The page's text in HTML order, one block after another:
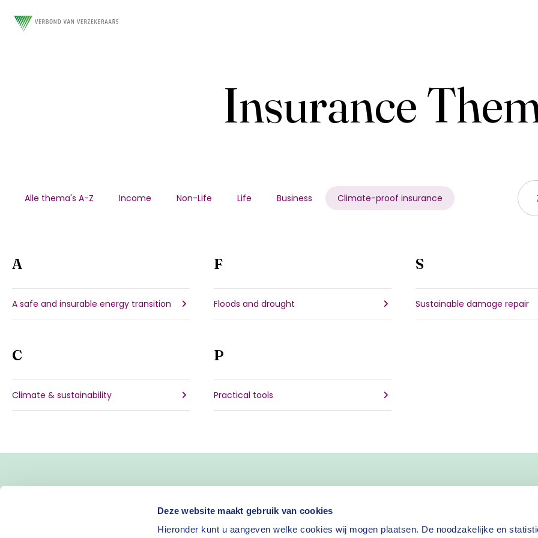
Deze website maakt gebruik van cookies
Hieronder kunt u aangeven welke cookies wij mogen plaatsen. De noodzakelijke en
Insurance
Alle thema's A-Z Income Non-Life Life Business Climate-proof insurance
A
A safe and insurable energy transition
C
Climate & sustainability
F
Floods and drought
P
Practical tools
S
Sustainable damage repair